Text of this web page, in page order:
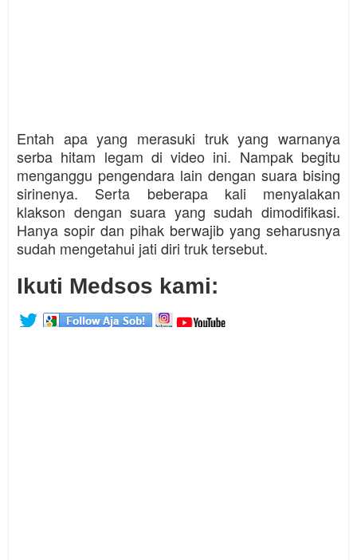
Entah apa yang merasuki truk yang warnanya
serba hitam legam di video ini. Nampak begitu
menganggu pengendara lain dengan suara bising
sirinenya. Serta beberapa kali menyalakan
klakson dengan suara yang sudah dimodifikasi.
Hanya sopir dan pihak berwajib yang seharusnya
sudah mengetahui jati diri truk tersebut.
Ikuti Medsos kami: